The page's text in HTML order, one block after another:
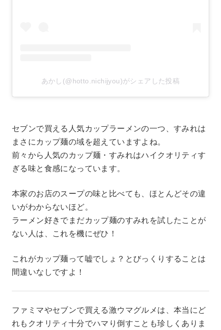
あかし(@hotto.nichijyou)がシェアした投稿
セブンで買える人気カップラーメンの一つ、すみれは
まさにカップ麺の域を超えていますよね。
前々から人気のカップ麺・すみれはハイクオリティす
ぎる味と食感になっています。
本家のお店のスープの味と比べても、ほとんどその違
いがわからないほど。
ラーメン好きでまだカップ麺のすみれを試したことが
ない人は、これを機にぜひ！
これがカップ麺って嘘でしょ？とびっくりすることは
間違いなしですよ！
ファミマやセブンで買える激ウマグルメは、本当にど
れもクオリティ十分でハマり倒すことも珍しくありま